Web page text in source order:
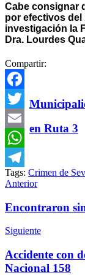
en Ruta 3
Cabe consignar
por efectivos del
investigación la
Dra. Lourdes
Compartir:
Facebook
Twitter
Email
WhatsApp
Telegram
Tags: Crimen de
Anterior
Encontraron
Siguiente
Accidente con
Nacional 158